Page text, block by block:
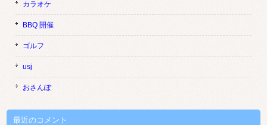
カラオケ
BBQ 開催
ゴルフ
usj
おさんぽ
最近のコメント